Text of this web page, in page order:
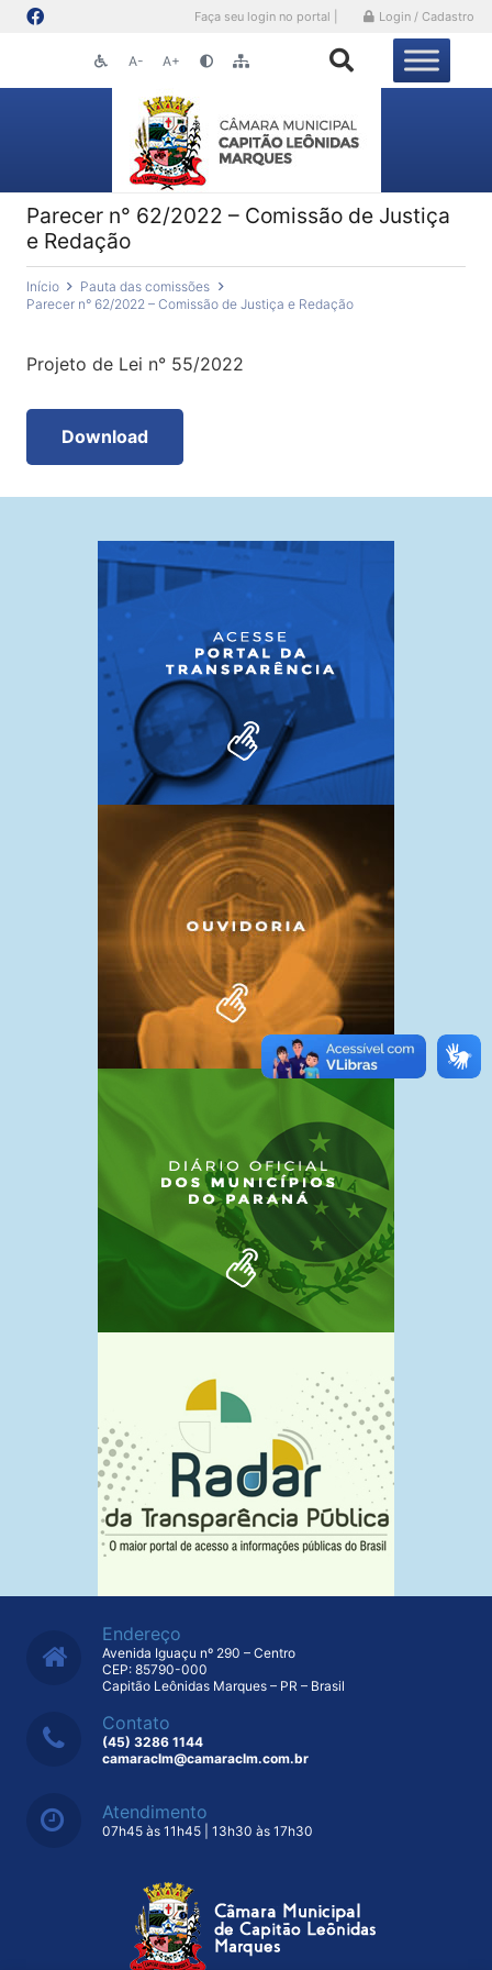
Faça seu login no portal | Login / Cadastro
A- A+
Parecer n° 62/2022 – Comissão de Justiça
e Redação
Início
Pauta das comissões
Parecer n° 62/2022 – Comissão de Justiça e Redação
Projeto de Lei n° 55/2022
Download
Endereço
Avenida Iguaçu nº 290 – Centro
CEP: 85790-000
Capitão Leônidas Marques – PR – Brasil
Contato
(45) 3286 1144
camaraclm@camaraclm.com.br
Atendimento
07h45 às 11h45 | 13h30 às 17h30